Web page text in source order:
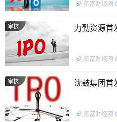
览富财经网
审核 力勤资源首
览富财经网
审核 沈鼓集团首
览富财经网